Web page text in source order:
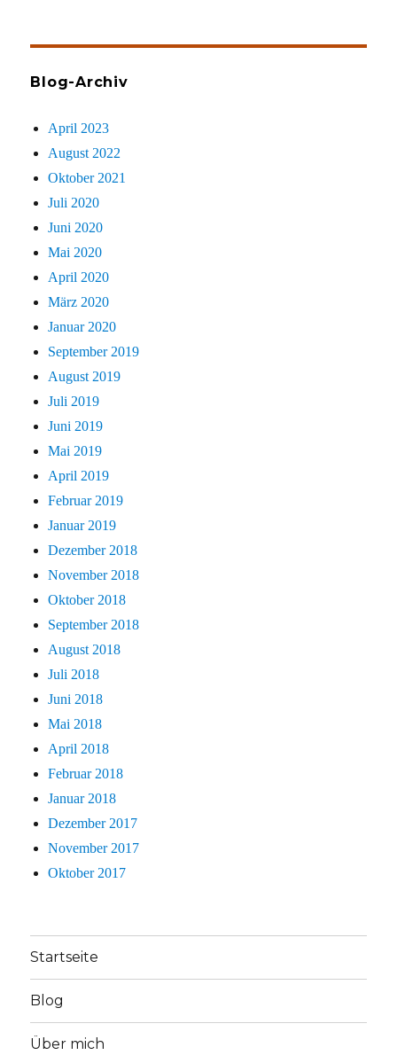
Blog-Archiv
April 2023
August 2022
Oktober 2021
Juli 2020
Juni 2020
Mai 2020
April 2020
März 2020
Januar 2020
September 2019
August 2019
Juli 2019
Juni 2019
Mai 2019
April 2019
Februar 2019
Januar 2019
Dezember 2018
November 2018
Oktober 2018
September 2018
August 2018
Juli 2018
Juni 2018
Mai 2018
April 2018
Februar 2018
Januar 2018
Dezember 2017
November 2017
Oktober 2017
Startseite
Blog
Über mich